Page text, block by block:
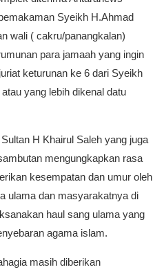
Syeikh H.Ahmad
wali ( cakru/panangkalan)
para jamaah yang ingin
keturunan ke 6 dari Syeikh
yang lebih dikenal datu
H Khairul Saleh yang juga
mengungkapkan rasa
kesempatan dan umur oleh
ulama dan masyarakatnya di
haul sang ulama yang
agama islam.
masih diberikan